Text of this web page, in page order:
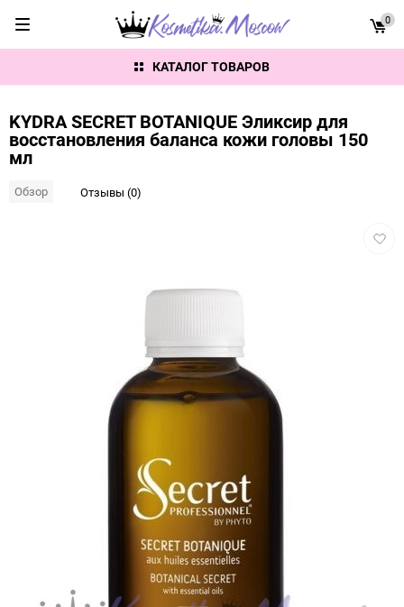
КАТАЛОГ ТОВАРОВ
0
KYDRA SECRET BOTANIQUE Эликсир для
восстановления баланса кожи головы 150
мл
Обзор Отзывы (0)